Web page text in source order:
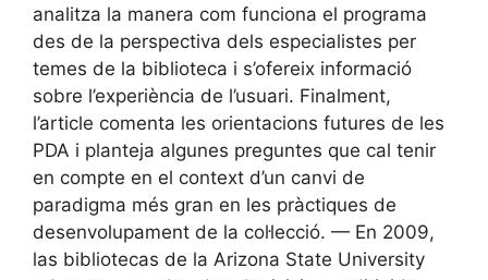
analitza la manera com funciona el programa
des de la perspectiva dels especialistes per
temes de la biblioteca i s’ofereix informació
sobre l’experiència de l’usuari. Finalment,
l’article comenta les orientacions futures de les
PDA i planteja algunes preguntes que cal tenir
en compte en el context d’un canvi de
paradigma més gran en les pràctiques de
desenvolupament de la col·lecció. — En 2009,
las bibliotecas de la Arizona State University